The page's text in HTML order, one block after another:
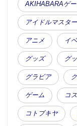
AKIHABARAゲ
アイドルマスター
アニメ イ
グッズ グ
グラビア
ゲーム コ
コトブキヤ